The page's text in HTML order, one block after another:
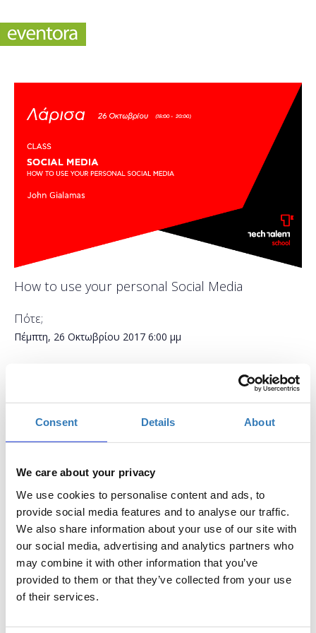
Consent Details About
We care about your privacy
We use cookies to personalise content and ads, to
provide social media features and to analyse our traffic.
We also share information about your use of our site with
our social media, advertising and analytics partners who
may combine it with other information that you’ve
provided to them or that they’ve collected from your use
of their services.
How to use your personal Social Media
Πότε;
Πέμπτη, 26 Οκτωβρίου 2017 6:00 μμ
Smartbox Λάρισα, Λάρισα
Συμμετοχή Η περίοδος εγγραφών έχει λήξει.
Τα κοινωνικά δίκτυα έχουν μαζικό αντίκτυπο
στην προσωπική και επαγγελματική ζωή μας.
Έχουν αλλάξει τον τρόπο με τον οποίο
επικοινωνούμε και αλληλεπιδρούμε με τους
φίλους και τις οικογένειες μας και